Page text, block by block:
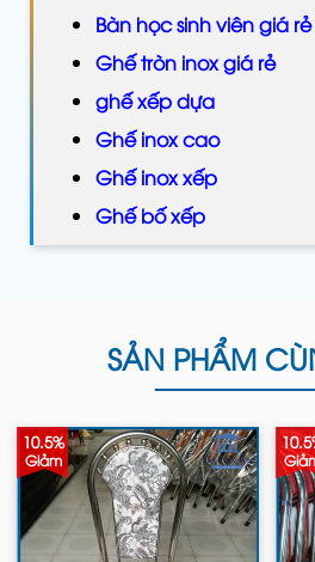
Bàn học sinh viên giá
Ghế tròn inox giá rẻ
ghế xếp dựa
Ghế inox cao
Ghế inox xếp
Ghế bố xếp
SẢN PHẨM
10.5%
Giảm